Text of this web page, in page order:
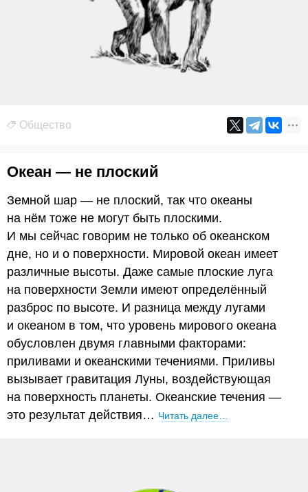
Общество
Океан — не плоский
Земной шар — не плоский, так что океаны
на нём тоже не могут быть плоскими.
И мы сейчас говорим не только об океанском
дне, но и о поверхности. Мировой океан имеет
различные высоты. Даже самые плоские луга
на поверхности Земли имеют определённый
разброс по высоте. И разница между лугами
и океаном в том, что уровень мирового океана
обусловлен двумя главными факторами:
приливами и океанскими течениями. Приливы
вызывает гравитация Луны, воздействующая
на поверхность планеты. Океанские течения —
это результат действия… Читать далее…